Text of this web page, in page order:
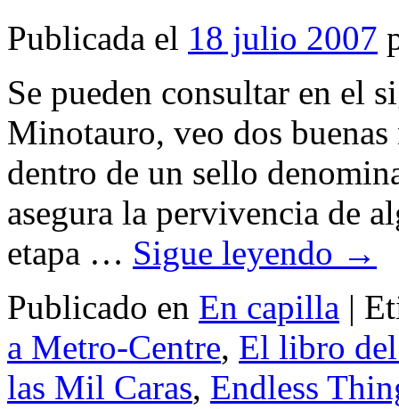
Publicada el 18 julio 2007
Se pueden consultar en el
Minotauro, veo dos
dentro de un sello
asegura la pervivencia de
etapa … Sigue leyendo →
Publicado en En capilla |
a Metro-Centre, El libro
las Mil Caras, Endless